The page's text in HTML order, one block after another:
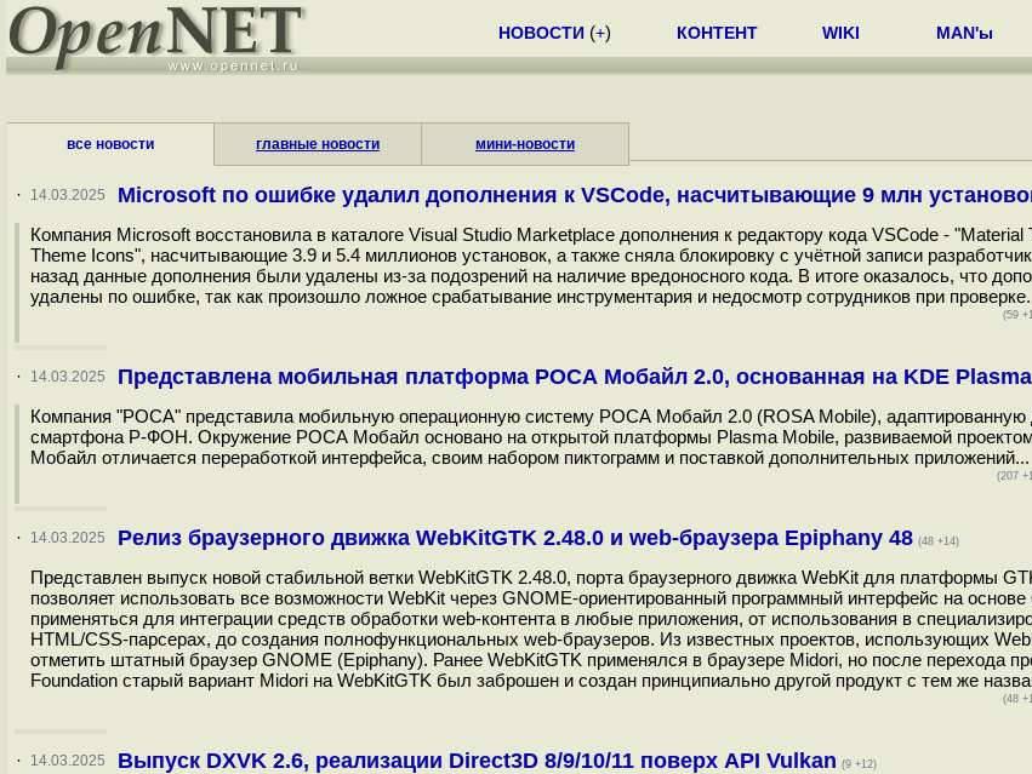
НОВОСТИ (+) КОНТЕНТ WIKI MAN'ы
все новости главные новости мини-новости
· 14.03.2025 Microsoft по ошибке удалил дополнения к VSCode, насчитывающие 9 млн
Компания Microsoft восстановила в каталоге Visual Studio Marketplace дополнения к редактору кода VSCode - "Material
Theme Icons", насчитывающие 3.9 и 5.4 миллионов установок, а также сняла блокировку с учётной записи
назад данные дополнения были удалены из-за подозрений на наличие вредоносного кода. В итоге оказалось, что
удалены по ошибке, так как произошло ложное срабатывание инструментария и недосмотр сотрудников при
(59
· 14.03.2025 Представлена мобильная платформа РОСА Мобайл 2.0, основанная на KDE
Компания "РОСА" представила мобильную операционную систему РОСА Мобайл 2.0 (ROSA Mobile), адаптированную
смартфона Р-ФОН. Окружение РОСА Мобайл основано на открытой платформы Plasma Mobile, развиваемой
Мобайл отличается переработкой интерфейса, своим набором пиктограмм и поставкой дополнительных приложений...
(207
· 14.03.2025 Релиз браузерного движка WebKitGTK 2.48.0 и web-браузера Epiphany 48 (48 +14)
Представлен выпуск новой стабильной ветки WebKitGTK 2.48.0, порта браузерного движка WebKit для платформы
позволяет использовать все возможности WebKit через GNOME-ориентированный программный интерфейс на
применяться для интеграции средств обработки web-контента в любые приложения, от использования в
HTML/CSS-парсерах, до создания полнофункциональных web-браузеров. Из известных проектов, использующих
отметить штатный браузер GNOME (Epiphany). Ранее WebKitGTK применялся в браузере Midori, но после перехода
Foundation старый вариант Midori на WebKitGTK был заброшен и создан принципиально другой продукт с тем же
(48
· 14.03.2025 Выпуск DXVK 2.6, реализации Direct3D 8/9/10/11 поверх API Vulkan (9 +12)